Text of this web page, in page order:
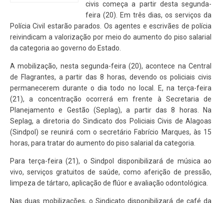
civis começa a partir desta segunda-
feira (20). Em três dias, os serviços da
Polícia Civil estarão parados. Os agentes e escrivães de polícia
reivindicam a valorização por meio do aumento do piso salarial
da categoria ao governo do Estado.
A mobilização, nesta segunda-feira (20), acontece na Central
de Flagrantes, a partir das 8 horas, devendo os policiais civis
permanecerem durante o dia todo no local. E, na terça-feira
(21), a concentração ocorrerá em frente à Secretaria de
Planejamento e Gestão (Seplag), a partir das 8 horas. Na
Seplag, a diretoria do Sindicato dos Policiais Civis de Alagoas
(Sindpol) se reunirá com o secretário Fabrício Marques, às 15
horas, para tratar do aumento do piso salarial da categoria.
Para terça-feira (21), o Sindpol disponibilizará de música ao
vivo, serviços gratuitos de saúde, como aferição de pressão,
limpeza de tártaro, aplicação de flúor e avaliação odontológica.
Nas duas mobilizações, o Sindicato disponibilizará de café da